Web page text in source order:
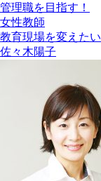
管理職を目指す！
女性教師
教育現場を変えたい
佐々木陽子